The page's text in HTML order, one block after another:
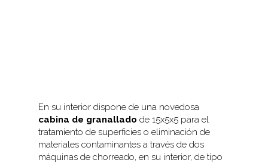
En su interior dispone de una novedosa
cabina de granallado de 15x5x5 para el
tratamiento de superficies o eliminación de
materiales contaminantes a través de dos
máquinas de chorreado, en su interior, de tipo